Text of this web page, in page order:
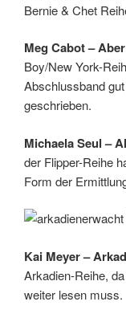
Bernie & Chet
Meg Cabot –
Boy/New York-
Abschlussband
geschrieben.
Michaela Seul –
der Flipper-Reihe
Form der
Kai Meyer –
Arkadien-Reihe,
weiter lesen muss.